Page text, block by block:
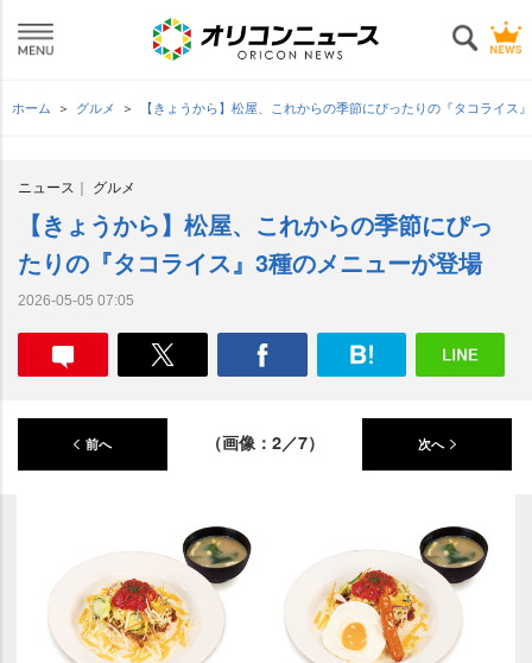
ホーム グルメ 【きょうから】松屋、これからの季節にぴったりの『タコライス
ニュース グルメ
【きょうから】松屋、これからの季節にぴっ
たりの『タコライス』3種のメニューが登場
2026-05-05 07:05
前へ （画像：2／7） 次へ